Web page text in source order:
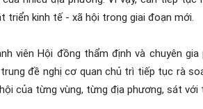
triển kinh tế - xã hội trong giai đoạn mới.
viên Hội đồng thẩm định và chuyên
đề nghị cơ quan chủ trì tiếp tục rà
của từng vùng, từng địa phương, sát với